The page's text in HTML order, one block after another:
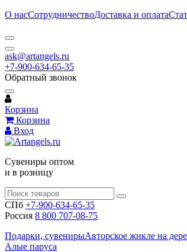
О насСотрудничествоДоставка и оплата
ask@artangels.ru
+7-900-634-65-35
Обратный звонок
Корзина
Корзина
Вход
Сувениры оптом
и в розницу
СПб +7-900-634-65-35
Россия 8 800 707-08-75
Подарки, сувенирыАвторское жикле на
Алые паруса